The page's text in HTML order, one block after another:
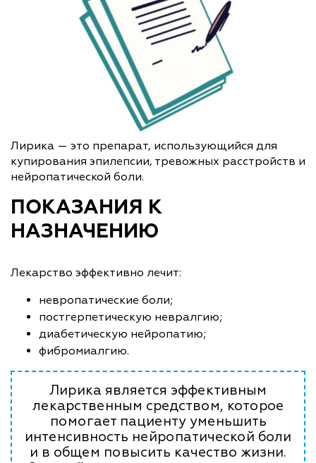
Лирика — это препарат, использующийся для
купирования эпилепсии, тревожных расстройств и
нейропатической боли.
ПОКАЗАНИЯ К
НАЗНАЧЕНИЮ
Лекарство эффективно лечит:
невропатические боли;
постгерпетическую невралгию;
диабетическую нейропатию;
фибромиалгию.
Лирика является эффективным
лекарственным средством, которое
помогает пациенту уменьшить
интенсивность нейропатической боли
и в общем повысить качество жизни.